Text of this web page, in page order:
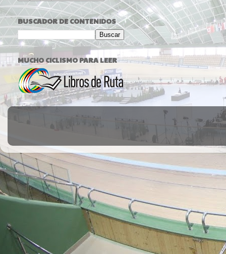
BUSCADOR DE CONTENIDOS
MUCHO CICLISMO PARA LEER